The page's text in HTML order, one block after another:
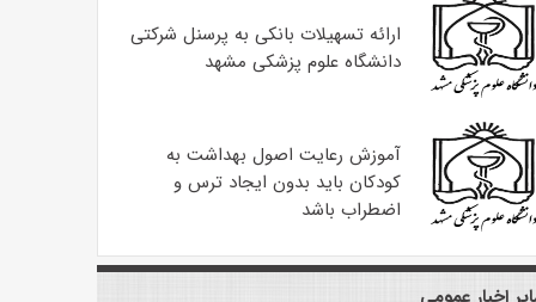
ارائه تسهیلات بانکی به پرسنل شرکتی
دانشگاه علوم پزشکی مشهد
آموزش رعایت اصول بهداشت به
کودکان باید بدون ایجاد ترس و
اضطراب باشد